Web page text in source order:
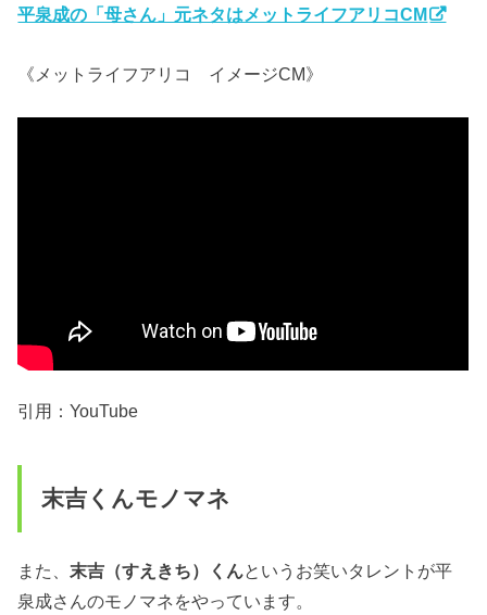
平泉成の「母さん」元ネタはメットライフアリコCM
《メットライフアリコ イメージCM》
引用：YouTube
末吉くんモノマネ
また、末吉（すえきち）くんというお笑いタレントが平
泉成さんのモノマネをやっています。